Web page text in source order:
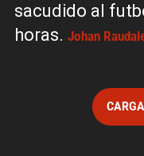
sacudido al
horas. Johan